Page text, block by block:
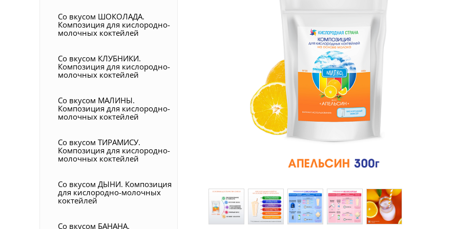
Со вкусом ШОКОЛАДА.
Композиция для кислородно-
молочных коктейлей
Со вкусом КЛУБНИКИ.
Композиция для кислородно-
молочных коктейлей
Со вкусом МАЛИНЫ.
Композиция для кислородно-
молочных коктейлей
Со вкусом ТИРАМИСУ.
Композиция для кислородно-
молочных коктейлей
Со вкусом ДЫНИ. Композиция
для кислородно-молочных
коктейлей
Со вкусом БАНАНА.